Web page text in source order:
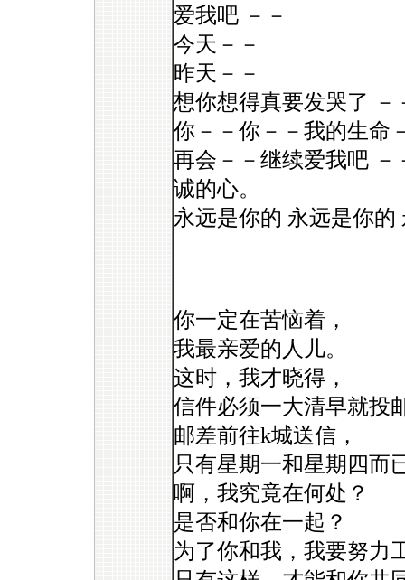
爱我吧 －－
今天－－
昨天－－
想你想得真要发哭了 －
你－－你－－我的生命
再会－－继续爱我吧
诚的心。
永远是你的 永远是你的
你一定在苦恼着，
我最亲爱的人儿。
这时，我才晓得，
信件必须一大清早就投
邮差前往k城送信，
只有星期一和星期四而
啊，我究竟在何处？
是否和你在一起？
为了你和我，我要努力